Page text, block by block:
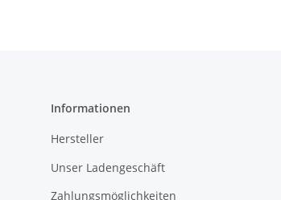
Informationen
Hersteller
Unser Ladengeschäft
Zahlungsmöglichkeiten